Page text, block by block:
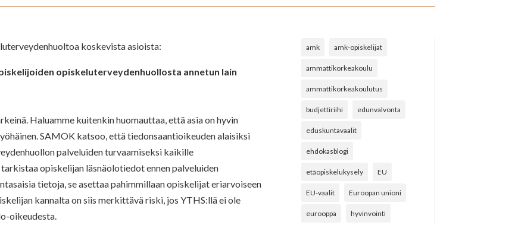
koskevista asioista:
opiskeluterveydenhuollosta annetun lain
Haluamme kuitenkin huomauttaa, että asia on hyvin
SAMOK katsoo, että tiedonsaantioikeuden alaisiksi
palveluiden turvaamiseksi kaikille
opiskelijan läsnäolotiedot ennen palveluiden
tietoja, se asettaa pahimmillaan opiskelijat eriarvoiseen
kannalta on siis merkittävä riski, jos YTHS:llä ei ole
oikeudesta.
amk amk-opiskelijat
ammattikorkeakoulu
ammattikorkeakoulutus
budjettiriihi edunvalvonta
eduskuntavaalit
ehdokasblogi
etäopiskelukysely EU
EU-vaalit Euroopan unioni
eurooppa hyvinvointi